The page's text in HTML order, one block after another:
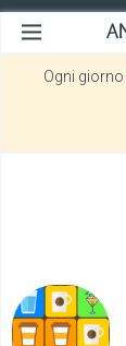
Ogni giorno